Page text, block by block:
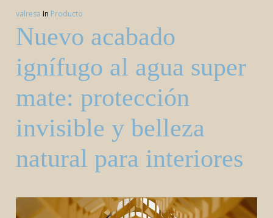
valresa In Producto
Nuevo acabado
ignífugo al agua super
mate: protección
invisible y belleza
natural para interiores